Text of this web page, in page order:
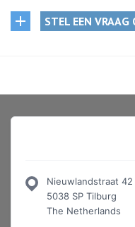
STEL EEN VRAAG
Nieuwlandstraat 42
5038 SP Tilburg
The Netherlands